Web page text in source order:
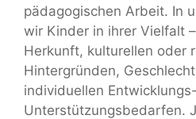
pädagogischen Arbeit. In
wir Kinder in ihrer Vielfalt
Herkunft, kulturellen oder
Hintergründen,
individuellen
Unterstützungsbedarfen.